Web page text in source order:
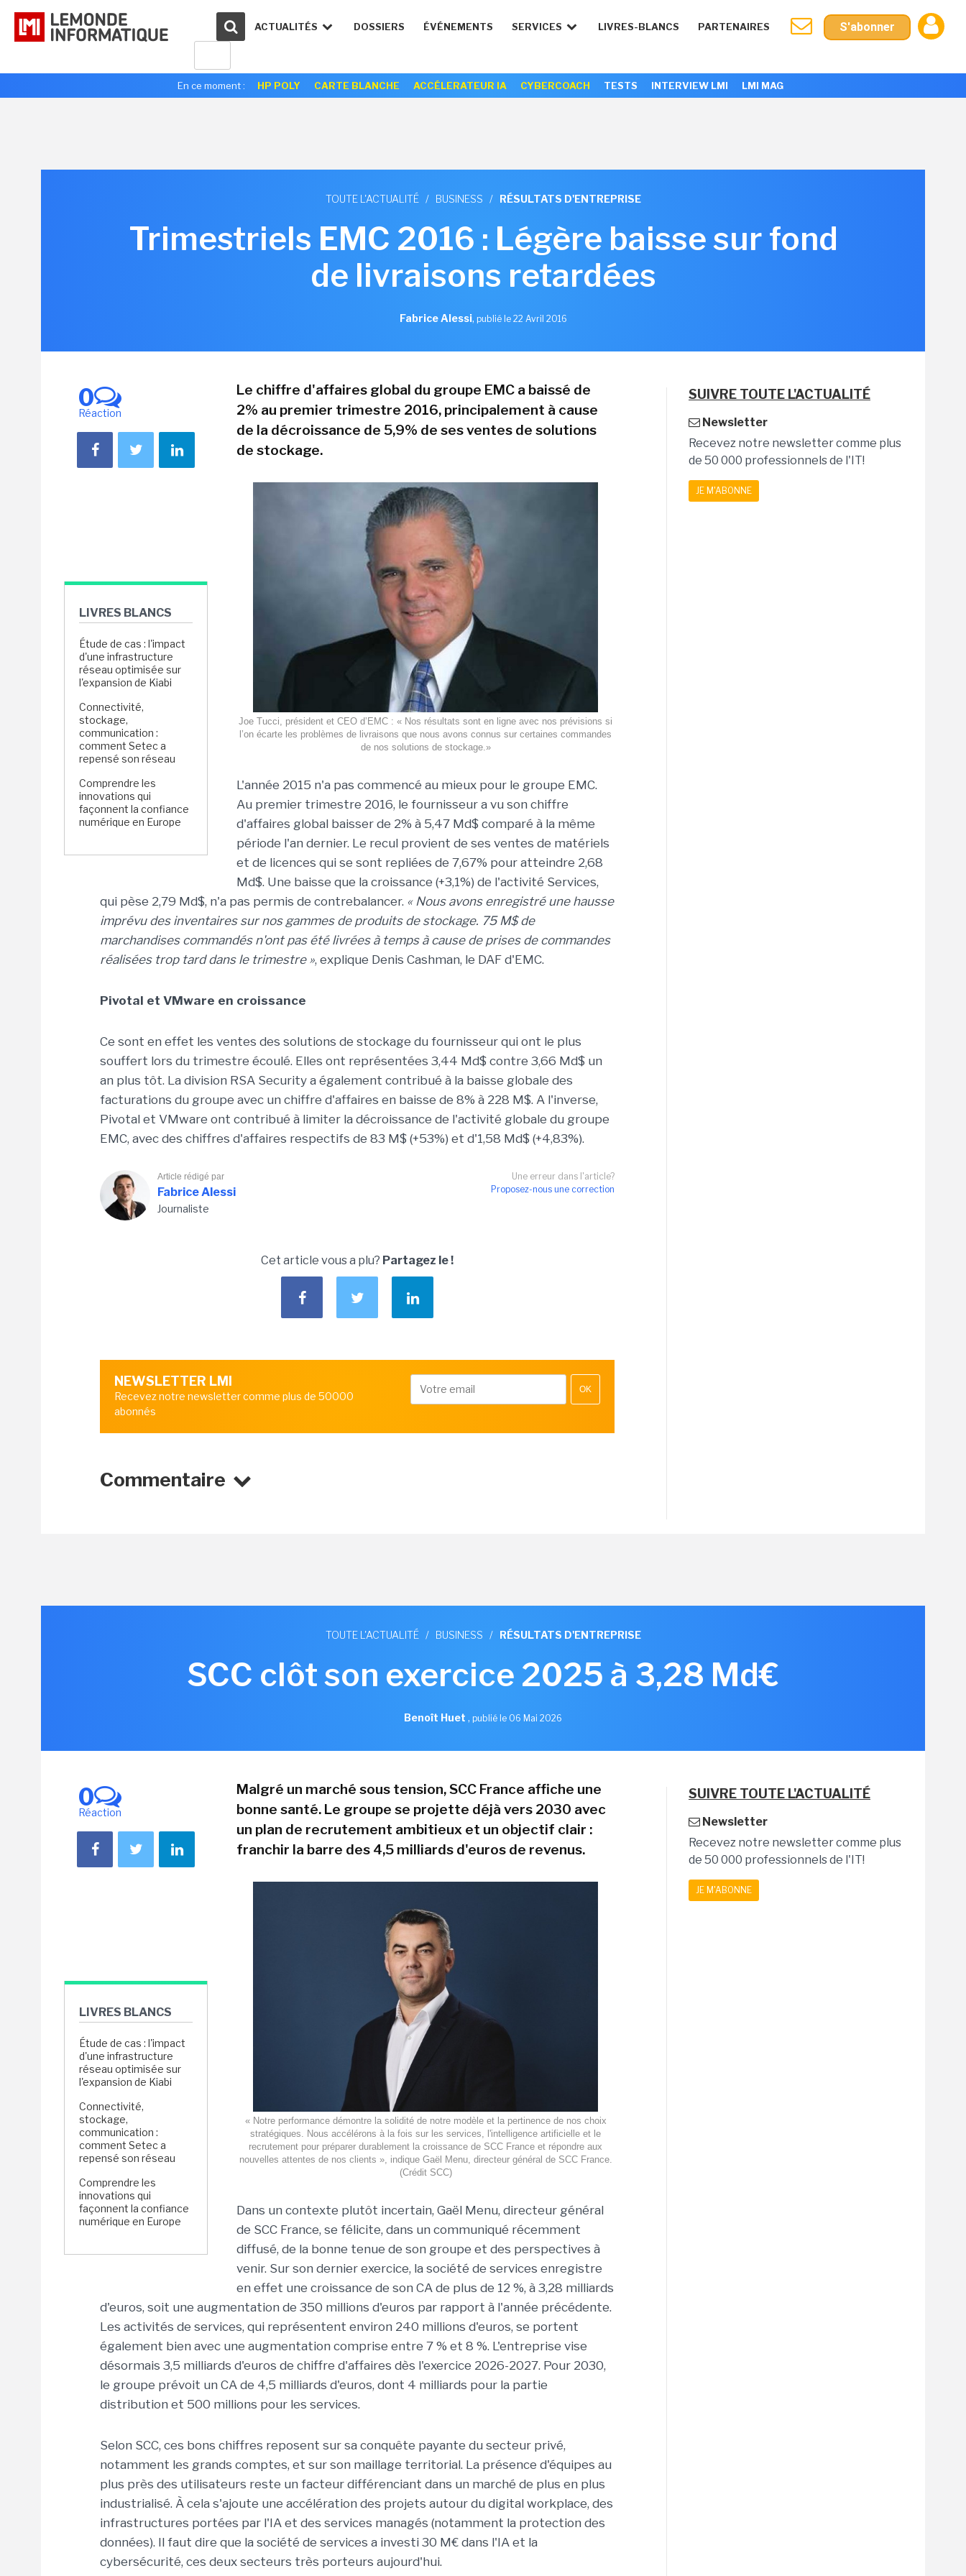
ACTUALITÉS DOSSIERS ÉVÉNEMENTS SERVICES LIVRES-BLANCS PARTENAIRES S'abonner
En ce moment : HP POLY CARTE BLANCHE ACCÉLERATEUR IA CYBERCOACH TESTS INTERVIEW LMI LMI MAG
TOUTE L'ACTUALITÉ / BUSINESS / RÉSULTATS D'ENTREPRISE
Trimestriels EMC 2016 : Légère baisse sur fond
de livraisons retardées
Fabrice Alessi, publié le 22 Avril 2016
0
Réaction
LIVRES BLANCS
Étude de cas : l'impact
d'une infrastructure
réseau optimisée sur
l'expansion de Kiabi
Connectivité,
stockage,
communication :
comment Setec a
repensé son réseau
Comprendre les
innovations qui
façonnent la confiance
numérique en Europe
Le chiffre d'affaires global du groupe EMC a baissé de
2% au premier trimestre 2016, principalement à cause
de la décroissance de 5,9% de ses ventes de solutions
de stockage.
Joe Tucci, président et CEO d’EMC : « Nos résultats sont en ligne avec nos prévisions si
l’on écarte les problèmes de livraisons que nous avons connus sur certaines commandes
de nos solutions de stockage.»
L'année 2015 n'a pas commencé au mieux pour le groupe EMC.
Au premier trimestre 2016, le fournisseur a vu son chiffre
d'affaires global baisser de 2% à 5,47 Md$ comparé à la même
période l'an dernier. Le recul provient de ses ventes de matériels
et de licences qui se sont repliées de 7,67% pour atteindre 2,68
Md$. Une baisse que la croissance (+3,1%) de l'activité Services,
qui pèse 2,79 Md$, n'a pas permis de contrebalancer. « Nous avons enregistré une hausse
imprévu des inventaires sur nos gammes de produits de stockage. 75 M$ de
marchandises commandés n'ont pas été livrées à temps à cause de prises de commandes
réalisées trop tard dans le trimestre », explique Denis Cashman, le DAF d'EMC.
Pivotal et VMware en croissance
Ce sont en effet les ventes des solutions de stockage du fournisseur qui ont le plus
souffert lors du trimestre écoulé. Elles ont représentées 3,44 Md$ contre 3,66 Md$ un
an plus tôt. La division RSA Security a également contribué à la baisse globale des
facturations du groupe avec un chiffre d'affaires en baisse de 8% à 228 M$. A l'inverse,
Pivotal et VMware ont contribué à limiter la décroissance de l'activité globale du groupe
EMC, avec des chiffres d'affaires respectifs de 83 M$ (+53%) et d'1,58 Md$ (+4,83%).
Une erreur dans l'article?
Proposez-nous une correction
Article rédigé par
Fabrice Alessi
Journaliste
Cet article vous a plu? Partagez le !
NEWSLETTER LMI
Recevez notre newsletter comme plus de 50000
abonnés
OK
Commentaire
SUIVRE TOUTE L'ACTUALITÉ
Newsletter
Recevez notre newsletter comme plus
de 50 000 professionnels de l'IT!
JE M'ABONNE
TOUTE L'ACTUALITÉ / BUSINESS / RÉSULTATS D'ENTREPRISE
SCC clôt son exercice 2025 à 3,28 Md€
Benoît Huet , publié le 06 Mai 2026
0
Réaction
LIVRES BLANCS
Étude de cas : l'impact
d'une infrastructure
réseau optimisée sur
l'expansion de Kiabi
Connectivité,
stockage,
communication :
comment Setec a
repensé son réseau
Comprendre les
innovations qui
façonnent la confiance
numérique en Europe
Malgré un marché sous tension, SCC France affiche une
bonne santé. Le groupe se projette déjà vers 2030 avec
un plan de recrutement ambitieux et un objectif clair :
franchir la barre des 4,5 milliards d'euros de revenus.
« Notre performance démontre la solidité de notre modèle et la pertinence de nos choix
stratégiques. Nous accélérons à la fois sur les services, l'intelligence artificielle et le
recrutement pour préparer durablement la croissance de SCC France et répondre aux
nouvelles attentes de nos clients », indique Gaël Menu, directeur général de SCC France.
(Crédit SCC)
Dans un contexte plutôt incertain, Gaël Menu, directeur général
de SCC France, se félicite, dans un communiqué récemment
diffusé, de la bonne tenue de son groupe et des perspectives à
venir. Sur son dernier exercice, la société de services enregistre
en effet une croissance de son CA de plus de 12 %, à 3,28 milliards
d'euros, soit une augmentation de 350 millions d'euros par rapport à l'année précédente.
Les activités de services, qui représentent environ 240 millions d'euros, se portent
également bien avec une augmentation comprise entre 7 % et 8 %. L'entreprise vise
désormais 3,5 milliards d'euros de chiffre d'affaires dès l'exercice 2026-2027. Pour 2030,
le groupe prévoit un CA de 4,5 milliards d'euros, dont 4 milliards pour la partie
distribution et 500 millions pour les services.
Selon SCC, ces bons chiffres reposent sur sa conquête payante du secteur privé,
notamment les grands comptes, et sur son maillage territorial. La présence d'équipes au
plus près des utilisateurs reste un facteur différenciant dans un marché de plus en plus
industrialisé. À cela s'ajoute une accélération des projets autour du digital workplace, des
infrastructures portées par l'IA et des services managés (notamment la protection des
données). Il faut dire que la société de services a investi 30 M€ dans l'IA et la
cybersécurité, ces deux secteurs très porteurs aujourd'hui.
SUIVRE TOUTE L'ACTUALITÉ
Newsletter
Recevez notre newsletter comme plus
de 50 000 professionnels de l'IT!
JE M'ABONNE